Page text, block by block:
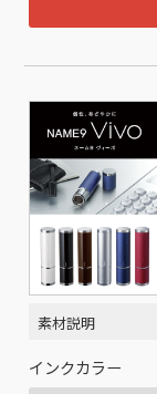
素材説明
インクカラー